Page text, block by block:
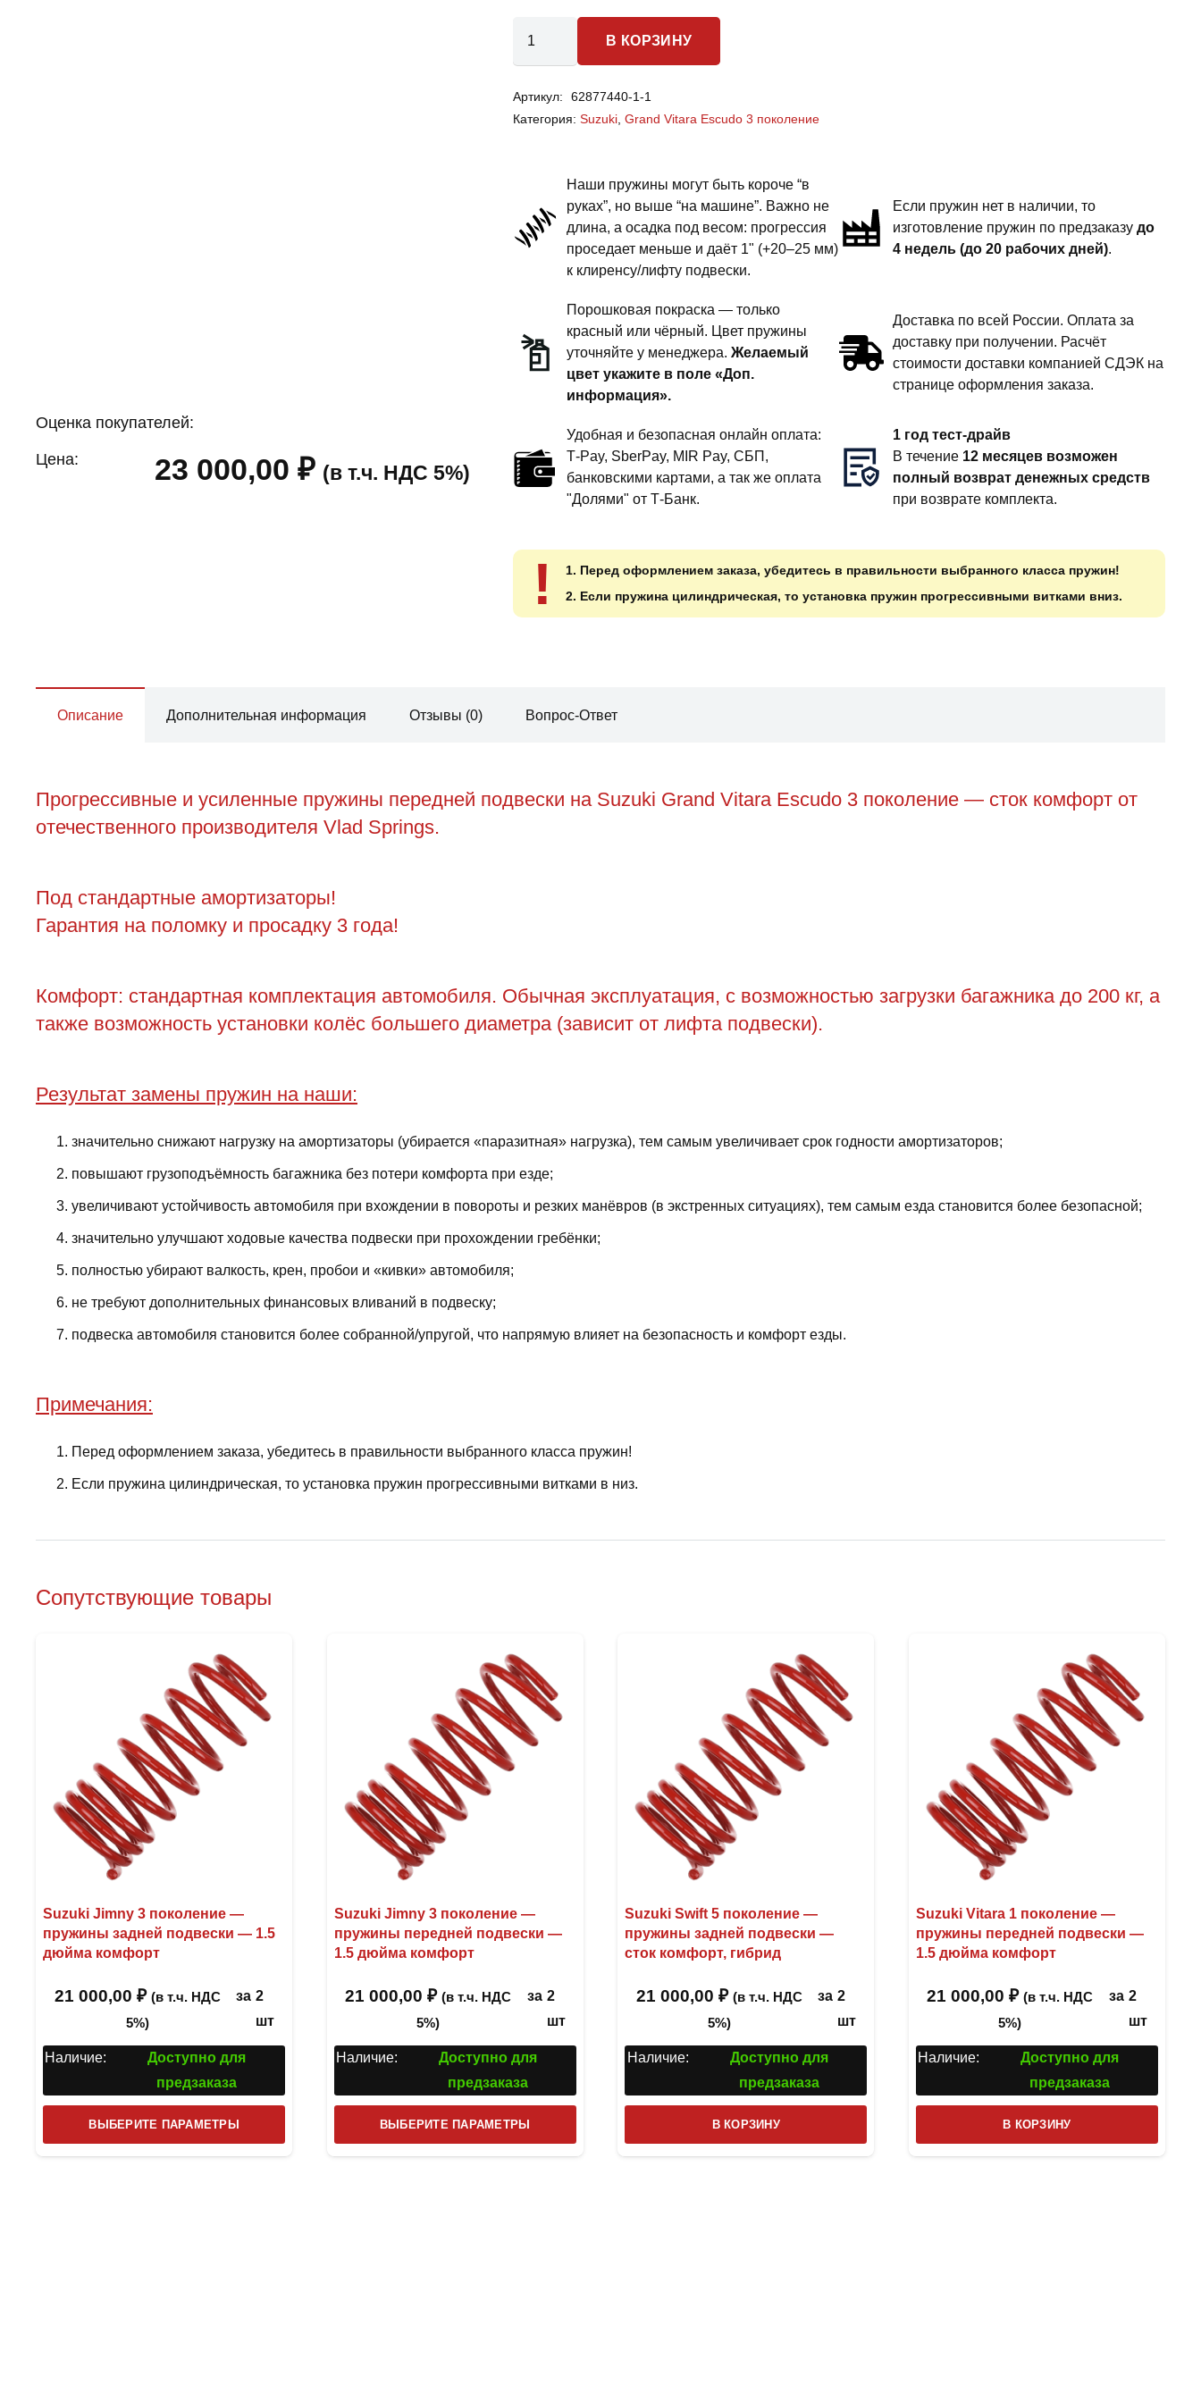
Оценка покупателей:
Цена: 23 000,00₽ (в т.ч. НДС 5%)
Grand
Vitara
поколение
пружины
передней
подвески
сток
комфорт
В КОРЗИНУ
Артикул:
62877440-1-1
Категория:Suzuki ,Grand Vitara Escudo 3 поколение
Наши пружины могут быть короче “в
руках”, но выше “на машине”. Важно не
длина, а осадка под весом: прогрессия
проседает меньше и даёт 1" (+20–25 мм)
к клиренсу/лифту подвески.
Если пружин нет в наличии, то
изготовление пружин по предзаказудо
4 недель (до 20 рабочих дней).
Порошковая покраска — только
красный или чёрный. Цвет пружины
уточняйте у менеджера.Желаемый
цвет укажите в поле «Доп.
информация».
Доставка по всей России. Оплата за
доставку при получении. Расчёт
стоимости доставки компанией СДЭК на
странице оформления заказа.
Удобная и безопасная онлайн оплата:
T‑Pay, SberPay, MIR Pay, СБП,
банковскими картами, а так же оплата
"Долями" от Т-Банк.
1 год тест-драйв
В течение 12 месяцев возможен
полный возврат денежных средств
при возврате комплекта.
!
1. Перед оформлением заказа, убедитесь в правильности выбранного класса пружин!
2. Если пружина цилиндрическая, то установка пружин прогрессивными витками вниз.
Описание Дополнительная информация Отзывы (0) Вопрос-Ответ
Прогрессивные и усиленные пружины передней подвески на Suzuki Grand Vitara Escudo 3 поколение — сток комфорт от
отечественного производителя Vlad Springs.
Под стандартные амортизаторы!
Гарантия на поломку и просадку 3 года!
Комфорт: стандартная комплектация автомобиля. Обычная эксплуатация, с возможностью загрузки багажника до 200 кг, а
также возможность установки колёс большего диаметра (зависит от лифта подвески).
Результат замены пружин на наши:
значительно снижают нагрузку на амортизаторы (убирается «паразитная» нагрузка), тем самым увеличивает срок годности амортизаторов;
повышают грузоподъёмность багажника без потери комфорта при езде;
увеличивают устойчивость автомобиля при вхождении в повороты и резких манёвров (в экстренных ситуациях), тем самым езда становится более безопасной;
значительно улучшают ходовые качества подвески при прохождении гребёнки;
полностью убирают валкость, крен, пробои и «кивки» автомобиля;
не требуют дополнительных финансовых вливаний в подвеску;
подвеска автомобиля становится более собранной/упругой, что напрямую влияет на безопасность и комфорт езды.
Примечания:
Перед оформлением заказа, убедитесь в правильности выбранного класса пружин!
Если пружина цилиндрическая, то установка пружин прогрессивными витками в низ.
Сопутствующие товары
Suzuki Jimny 3 поколение —
пружины задней подвески — 1.5
дюйма комфорт
21 000,00 ₽ (в т.ч. НДС
5%)
за 2
шт
Наличие:
Доступно для
предзаказа
ВЫБЕРИТЕ ПАРАМЕТРЫ
товар
Suzuki Jimny 3 поколение —
пружины передней подвески —
1.5 дюйма комфорт
21 000,00₽ (в т.ч. НДС
5%)
за 2
шт
Наличие:
Доступно для
предзаказа
ВЫБЕРИТЕ ПАРАМЕТРЫ
товар
Suzuki Swift 5 поколение —
пружины задней подвески —
сток комфорт, гибрид
21 000,00 ₽ (в т.ч. НДС
5%)
за 2
шт
Наличие:
Доступно для
предзаказа
В КОРЗИНУ
Suzuki Vitara 1 поколение —
пружины передней подвески —
1.5 дюйма комфорт
21 000,00₽ (в т.ч. НДС
5%)
за 2
шт
Наличие:
Доступно для
предзаказа
В КОРЗИНУ